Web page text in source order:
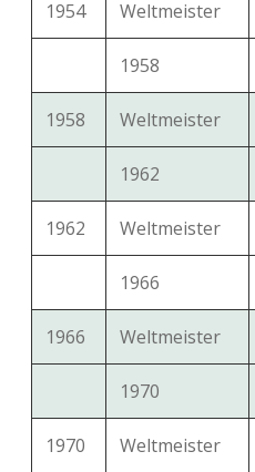
1954 Weltmeister
1958
1958 Weltmeister
1962
1962 Weltmeister
1966
1966 Weltmeister
1970
1970 Weltmeister